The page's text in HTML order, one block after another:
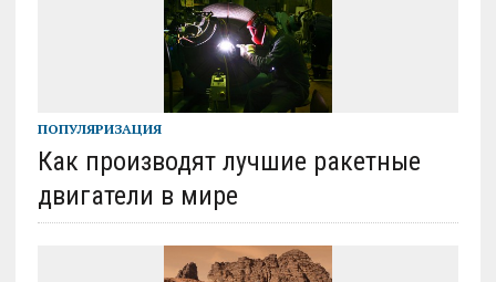
ПОПУЛЯРИЗАЦИЯ
Как производят лучшие ракетные
двигатели в мире